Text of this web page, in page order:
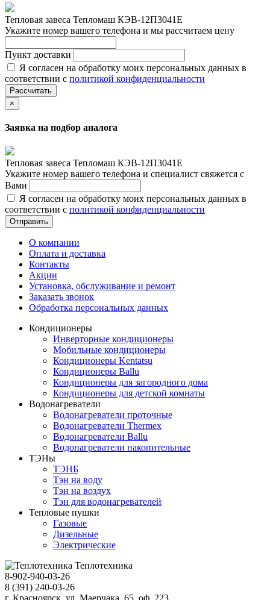
Тепловая завеса Тепломаш КЭВ-12П3041Е
Укажите номер вашего телефона и мы рассчитаем цену
Пункт доставки
Я согласен на обработку моих персональных данных в
соответствии с политикой конфиденциальности
Рассчитать
×
Заявка на подбор аналога
Тепловая завеса Тепломаш КЭВ-12П3041Е
Укажите номер вашего телефона и специалист свяжется с
Вами
Я согласен на обработку моих персональных данных в
соответствии с политикой конфиденциальности
Отправить
О компании
Оплата и доставка
Контакты
Акции
Установка, обслуживание и ремонт
Заказать звонок
Обработка персональных данных
Кондиционеры
Инверторные кондиционеры
Мобильные кондиционеры
Кондиционеры Kentatsu
Кондиционеры Ballu
Кондиционеры для загородного дома
Кондиционеры для детской комнаты
Водонагреватели
Водонагреватели проточные
Водонагреватели Thermex
Водонагреватели Ballu
Водонагреватели накопительные
ТЭНы
ТЭНБ
Тэн на воду
Тэн на воздух
Тэн для водонагревателей
Тепловые пушки
Газовые
Дизельные
Электрические
Теплотехника
8-902-940-03-26
8 (391) 240-03-26